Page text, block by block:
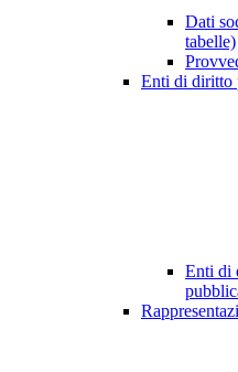
Dati
tabelle)
Enti di diritto
Enti di